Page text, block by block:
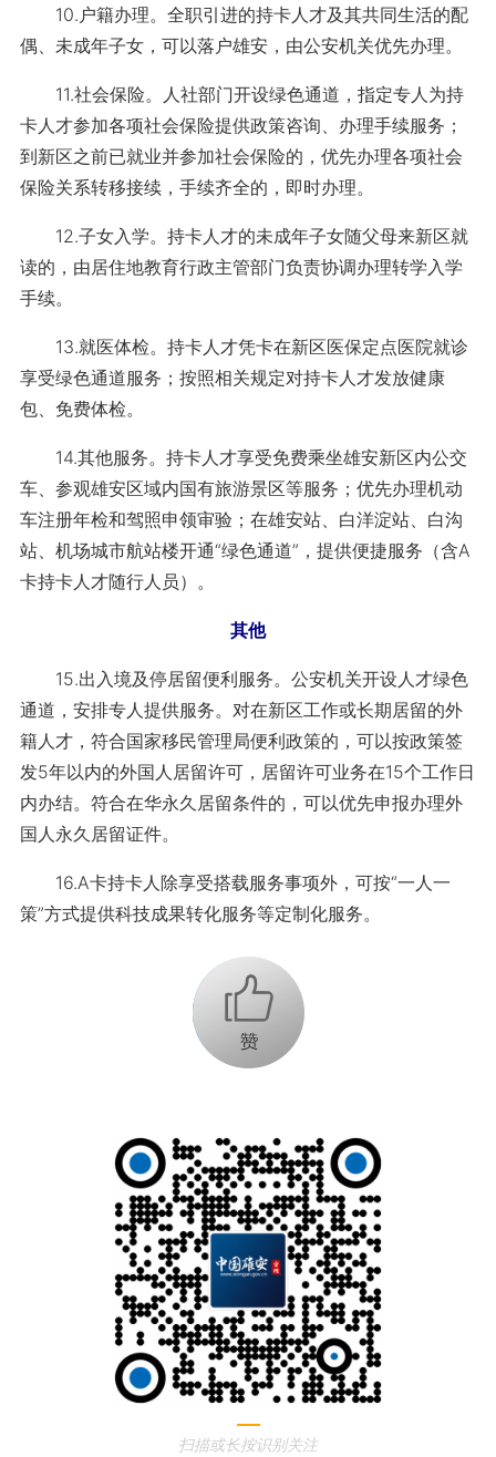
10.户籍办理。全职引进的持卡人才及其共同生活的配
偶、未成年子女，可以落户雄安，由公安机关优先办理。
11.社会保险。人社部门开设绿色通道，指定专人为持
卡人才参加各项社会保险提供政策咨询、办理手续服务；
到新区之前已就业并参加社会保险的，优先办理各项社会
保险关系转移接续，手续齐全的，即时办理。
12.子女入学。持卡人才的未成年子女随父母来新区就
读的，由居住地教育行政主管部门负责协调办理转学入学
手续。
13.就医体检。持卡人才凭卡在新区医保定点医院就诊
享受绿色通道服务；按照相关规定对持卡人才发放健康
包、免费体检。
14.其他服务。持卡人才享受免费乘坐雄安新区内公交
车、参观雄安区域内国有旅游景区等服务；优先办理机动
车注册年检和驾照申领审验；在雄安站、白洋淀站、白沟
站、机场城市航站楼开通“绿色通道”，提供便捷服务（含A
卡持卡人才随行人员）。
其他
15.出入境及停居留便利服务。公安机关开设人才绿色
通道，安排专人提供服务。对在新区工作或长期居留的外
籍人才，符合国家移民管理局便利政策的，可以按政策签
发5年以内的外国人居留许可，居留许可业务在15个工作日
内办结。符合在华永久居留条件的，可以优先申报办理外
国人永久居留证件。
16.A卡持卡人除享受搭载服务事项外，可按“一人一
策”方式提供科技成果转化服务等定制化服务。
+1
扫描或长按识别关注